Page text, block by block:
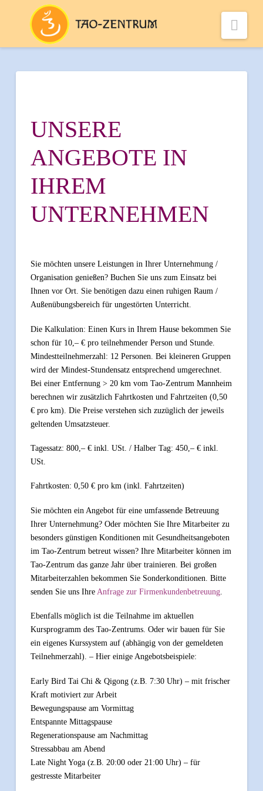
UNSERE
ANGEBOTE IN
IHREM
UNTERNEHMEN
Sie möchten unsere Leistungen in Ihrer Unternehmung /
Organisation genießen? Buchen Sie uns zum Einsatz bei
Ihnen vor Ort. Sie benötigen dazu einen ruhigen Raum /
Außenübungsbereich für ungestörten Unterricht.
Die Kalkulation: Einen Kurs in Ihrem Hause bekommen Sie
schon für 10,– € pro teilnehmender Person und Stunde.
Mindestteilnehmerzahl: 12 Personen. Bei kleineren Gruppen
wird der Mindest-Stundensatz entsprechend umgerechnet.
Bei einer Entfernung > 20 km vom Tao-Zentrum Mannheim
berechnen wir zusätzlich Fahrtkosten und Fahrtzeiten (0,50
€ pro km). Die Preise verstehen sich zuzüglich der jeweils
geltenden Umsatzsteuer.
Tagessatz: 800,– € inkl. USt. / Halber Tag: 450,– € inkl.
USt.
Fahrtkosten: 0,50 € pro km (inkl. Fahrtzeiten)
Sie möchten ein Angebot für eine umfassende Betreuung
Ihrer Unternehmung? Oder möchten Sie Ihre Mitarbeiter zu
besonders günstigen Konditionen mit Gesundheitsangeboten
im Tao-Zentrum betreut wissen? Ihre Mitarbeiter können im
Tao-Zentrum das ganze Jahr über trainieren. Bei großen
Mitarbeiterzahlen bekommen Sie Sonderkonditionen. Bitte
senden Sie uns Ihre Anfrage zur Firmenkundenbetreuung.
Ebenfalls möglich ist die Teilnahme im aktuellen
Kursprogramm des Tao-Zentrums. Oder wir bauen für Sie
ein eigenes Kurssystem auf (abhängig von der gemeldeten
Teilnehmerzahl). – Hier einige Angebotsbeispiele:
Early Bird Tai Chi & Qigong (z.B. 7:30 Uhr) – mit frischer
Kraft motiviert zur Arbeit
Bewegungspause am Vormittag
Entspannte Mittagspause
Regenerationspause am Nachmittag
Stressabbau am Abend
Late Night Yoga (z.B. 20:00 oder 21:00 Uhr) – für
gestresste Mitarbeiter